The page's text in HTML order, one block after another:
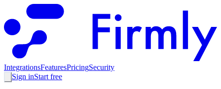
IntegrationsFeaturesPricingSecurity
Sign inStart free